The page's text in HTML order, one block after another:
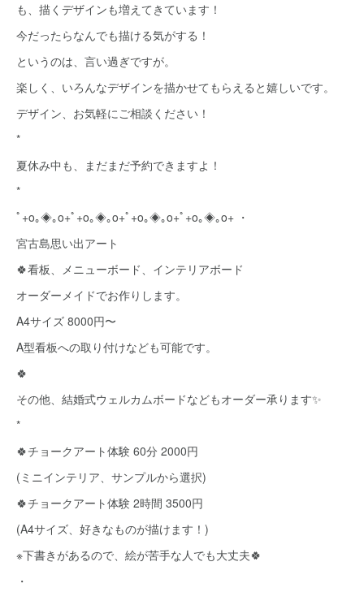
も、描くデザインも増えてきています！
今だったらなんでも描ける気がする！
というのは、言い過ぎですが。
楽しく、いろんなデザインを描かせてもらえると嬉しいです。
デザイン、お気軽にご相談ください！
*
夏休み中も、まだまだ予約できますよ！
*
ﾟ+o｡◈｡o+ﾟ+o｡◈｡o+ﾟ+o｡◈｡o+ﾟ+o｡◈｡o+ ・
宮古島思い出アート
🍀看板、メニューボード、インテリアボード
オーダーメイドでお作りします。
A4サイズ 8000円〜
A型看板への取り付けなども可能です。
🍀
その他、結婚式ウェルカムボードなどもオーダー承ります✨
*
🍀チョークアート体験 60分 2000円
(ミニインテリア、サンプルから選択)
🍀チョークアート体験 2時間 3500円
(A4サイズ、好きなものが描けます！)
※下書きがあるので、絵が苦手な人でも大丈夫🍀
・